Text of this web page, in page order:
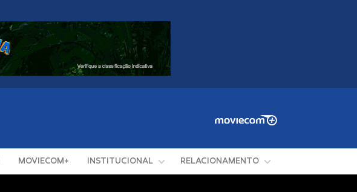
MOVIECOM+ INSTITUCIONAL RELACIONAMENTO